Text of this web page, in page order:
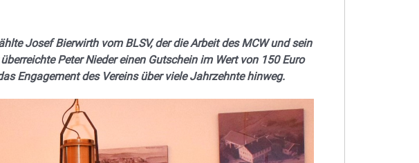
Josef Bierwirth vom BLSV, der die Arbeit des MCW und sein
Peter Nieder einen Gutschein im Wert von 150 Euro
Engagement des Vereins über viele Jahrzehnte hinweg.